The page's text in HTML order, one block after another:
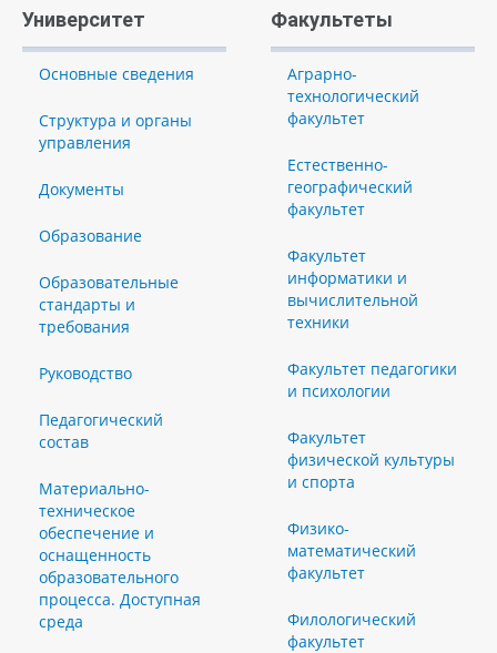
Университет
Основные сведения
Структура и органы
управления
Документы
Образование
Образовательные
стандарты и
требования
Руководство
Педагогический
состав
Материально-
техническое
обеспечение и
оснащенность
образовательного
процесса. Доступная
среда
Факультеты
Аграрно-
технологический
факультет
Естественно-
географический
факультет
Факультет
информатики и
вычислительной
техники
Факультет педагогики
и психологии
Факультет
физической культуры
и спорта
Физико-
математический
факультет
Филологический
факультет